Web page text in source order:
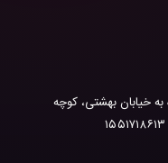
خیابان بهشتی، کوچه